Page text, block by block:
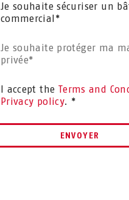
Je souhaite sécuriser un
commercial*
Je souhaite protéger ma
privée*
I accept the Terms and
Privacy policy. *
ENVOYER